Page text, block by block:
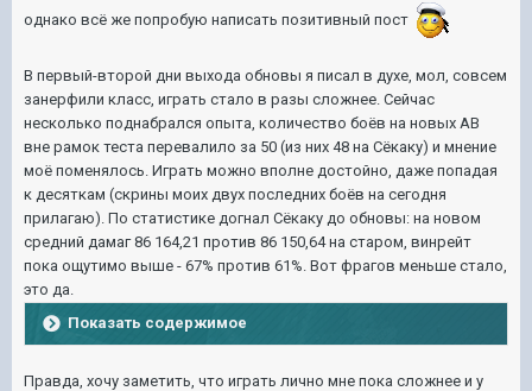
однако всё же попробую написать позитивный пост
В первый-второй дни выхода обновы я писал в духе, мол, совсем
занерфили класс, играть стало в разы сложнее. Сейчас
несколько поднабрался опыта, количество боёв на новых АВ
вне рамок теста перевалило за 50 (из них 48 на Сёкаку) и мнение
моё поменялось. Играть можно вполне достойно, даже попадая
к десяткам (скрины моих двух последних боёв на сегодня
прилагаю). По статистике догнал Сёкаку до обновы: на новом
средний дамаг 86 164,21 против 86 150,64 на старом, винрейт
пока ощутимо выше - 67% против 61%. Вот фрагов меньше стало,
это да.
Показать содержимое
Правда, хочу заметить, что играть лично мне пока сложнее и у